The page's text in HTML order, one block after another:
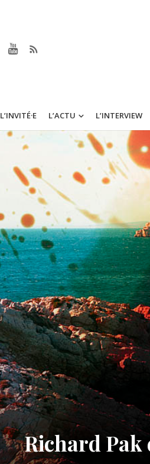
L’INVITÉ·E L’ACTU L’INTERVIEW
Richard